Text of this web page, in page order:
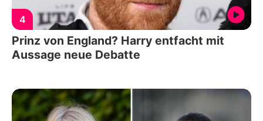
4
Prinz von England? Harry entfacht mit
Aussage neue Debatte